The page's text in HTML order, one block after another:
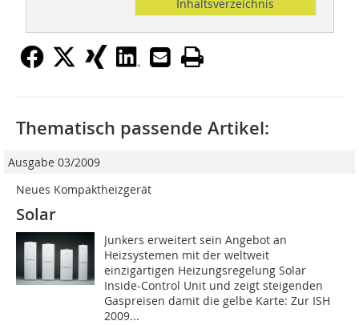
Inhaltsverzeichnis
Thematisch passende Artikel:
Ausgabe 03/2009
Neues Kompaktheizgerät
Solar
Junkers erweitert sein Angebot an
Heizsystemen mit der weltweit
einzigartigen Heizungsregelung Solar
Inside-Control Unit und zeigt steigenden
Gaspreisen damit die gelbe Karte: Zur ISH
2009...